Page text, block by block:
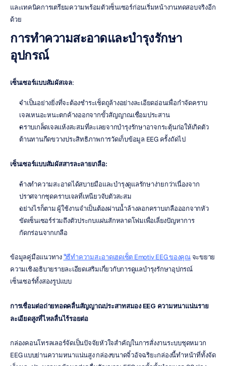
และเทคนิคการเตรียมความพร้อมตัวเซ็นเซอร์ก่อนเริ่มหน้างานทดสอบจริงอีก
ด้วย
การทำความสะอาดและบำรุงรักษา
อุปกรณ์
เซ็นเซอร์แบบสัมผัสเจล:
จำเป็นอย่างยิ่งที่จะต้องชำระเช็ดถูล้างอย่างละเอียดอ่อนเพื่อกำจัดคราบ
เจลเหนอะหนะตกค้างออกจากขั้วสัญญาณเชื่อมประสาน
คราบเกล็ดเจลแห้งสะสมที่ละเลยจากบำรุงรักษาอาจกระตุ้นก่อให้เกิดตัว
ต้านทานกีดขวางประสิทธิภาพการวัดเก็บข้อมูล EEG ครั้งถัดไป
เซ็นเซอร์แบบสัมผัสสารละลายเกลือ:
ล้างทำความสะอาดได้สบายมือและบำรุงดูแลรักษาง่ายกว่าเนื่องจาก
ปราศจากชุดคราบเจลที่เหนียวจับตัวสะสม
อย่างไรก็ตาม ผู้ใช้งานจำเป็นต้องผ่านน้ำล้างลอกคราบเกลือออกจากหัว
ขัดเซ็นเซอร์ร่วมถึงตัวประกบแผ่นสักหลาดโฟมเพื่อเลี่ยงปัญหาการ
กัดกร่อนจากเกลือ
ข้อมูลคู่มือแนวทาง วิธีทำความสะอาดเฮดเซ็ต Emotiv EEG ของคุณ จะขยาย
ความเชิงอธิบายรายละเอียดเสริมเกี่ยวกับการดูแลบำรุงรักษาอุปกรณ์
เซ็นเซอร์ทั้งสองรูปแบบ
การเชื่อมต่อถ่ายทอดคลื่นสัญญาณประสาทสมอง EEG ความหนาแน่นราย
ละเอียดสูงที่ไหลลื่นไร้รอยต่อ
กล่องคอนโทรลเลอร์จัดเป็นปัจจัยหัวใจสำคัญในการสั่งงานระบบชุดหมวก
EEG แบบย่านความหนาแน่นสูง กล่องขนาดจิ๋วอัจฉริยะกล่องนี้ทำหน้าที่ทั้งจัด